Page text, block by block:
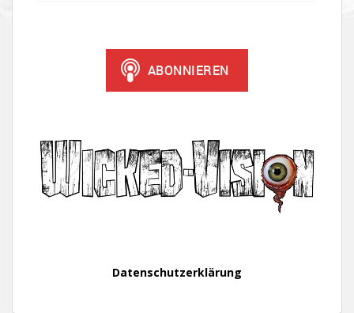
Datenschutzerklärung